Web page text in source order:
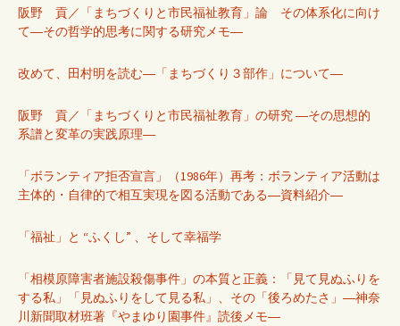
阪野 貢／「まちづくりと市民福祉教育」論 その体系化に向け
て―その哲学的思考に関する研究メモ―
改めて、田村明を読む―「まちづくり３部作」について―
阪野 貢／「まちづくりと市民福祉教育」の研究 ―その思想的
系譜と変革の実践原理―
「ボランティア拒否宣言」（1986年）再考：ボランティア活動は
主体的・自律的で相互実現を図る活動である―資料紹介―
「福祉」と “ふくし” 、そして幸福学
「相模原障害者施設殺傷事件」の本質と正義：「見て見ぬふりを
する私」「見ぬふりをして見る私」、その「後ろめたさ」―神奈
川新聞取材班著『やまゆり園事件』読後メモ―